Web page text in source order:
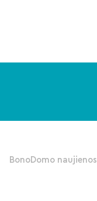
BonoDomo naujienos